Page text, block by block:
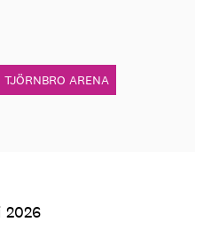
TJÖRNBRO ARENA
2026